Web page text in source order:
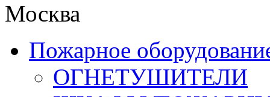
Москва
Пожарное
ОГНЕТУШИТЕЛИ